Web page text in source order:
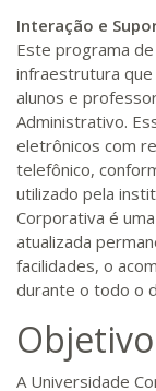
Interação e
Este programa
infraestrutura que
alunos e
Administrativo.
eletrônicos com
telefônico,
utilizado pela
Corporativa é
atualizada
facilidades, o
durante o todo o
A Universidade